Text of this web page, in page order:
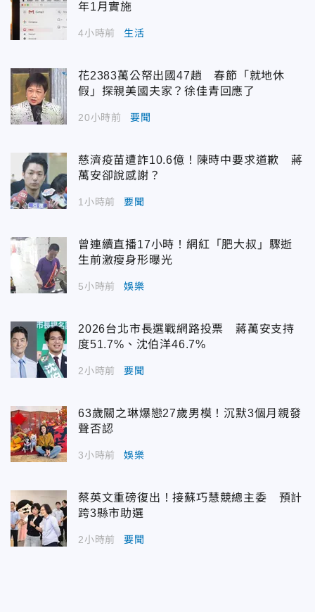
年1月實施
4小時前 生活
花2383萬公帑出國47趟 春節「就地休
假」探親美國夫家？徐佳青回應了
20小時前 要聞
慈濟疫苗遭詐10.6億！陳時中要求道歉 蔣
萬安卻說感謝？
1小時前 要聞
曾連續直播17小時！網紅「肥大叔」驟逝
生前激瘦身形曝光
5小時前 娛樂
2026台北市長選戰網路投票 蔣萬安支持
度51.7%、沈伯洋46.7%
2小時前 要聞
63歲關之琳爆戀27歲男模！沉默3個月親發
聲否認
3小時前 娛樂
蔡英文重磅復出！接蘇巧慧競總主委 預計
跨3縣市助選
2小時前 要聞